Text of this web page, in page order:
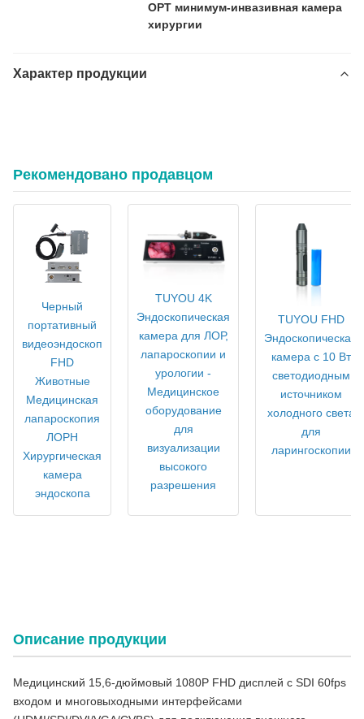
ОРТ минимум-инвазивная камера
хирургии
Характер продукции
Рекомендовано продавцом
Черный
портативный
видеоэндоскоп
FHD
Животные
Медицинская
лапароскопия
ЛОРН
Хирургическая
камера
эндоскопа
TUYOU 4K
Эндоскопическая
камера для ЛОР,
лапароскопии и
урологии -
Медицинское
оборудование
для
визуализации
высокого
разрешения
TUYOU FHD
Эндоскопическая
камера с 10 Вт
светодиодным
источником
холодного света
для
ларингоскопии
Описание продукции
Медицинский 15,6-дюймовый 1080P FHD дисплей с SDI 60fps
входом и многовыходными интерфейсами